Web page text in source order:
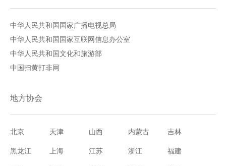
中华人民共和国国家广播电视总局
中华人民共和国国家互联网信息办公室
中华人民共和国文化和旅游部
中国扫黄打非网
地方协会
北京 天津 山西 内蒙古 吉林
黑龙江 上海 江苏 浙江 福建